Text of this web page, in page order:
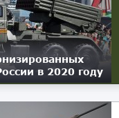
в 2020 году